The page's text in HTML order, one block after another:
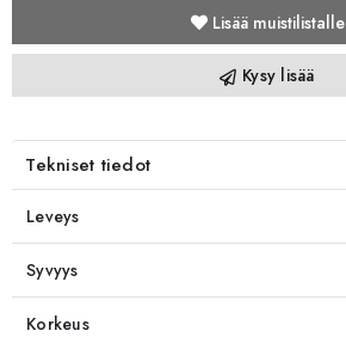
Lisää muistilistalle
Kysy lisää
Tekniset tiedot
Leveys
Syvyys
Korkeus